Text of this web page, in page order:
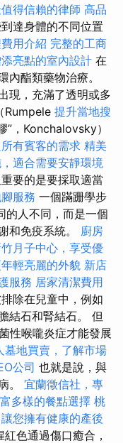
得信賴的律師 高品
達身體的不同位置
用介紹 完整的工商
亮點的室內設計 在
內酯類藥物治療。
現，充滿了透明或多
Rumpele 提升當地搜
”，Konchalovsky）
有賓客的需求 精美
適合需要安靜環境
要的是要採取適當
服務 一個蹣跚學步
的人不同，而是一個
和免疫系統。 廚房
月子中心，享受優
輕亮麗的外貌 新店
服務 居家清潔費用
除在兒童中，例如
結石和腎結石。 但
性喉嚨炎症才能發展
墓地買賣，了解市場
公司 也就是說，與
。 宜蘭徵信社，專
多樣的餐點選擇 桃
您擁有健康的產後
紅色通過傷口癒合，